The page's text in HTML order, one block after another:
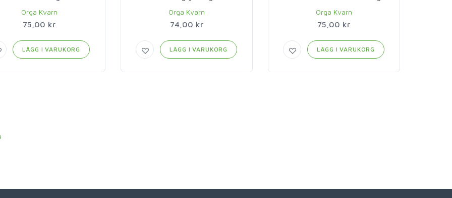
Orga Kvarn
75,00 kr
LÄGG I VARUKORG
Orga Kvarn
74,00 kr
LÄGG I VARUKORG
Orga Kvarn
75,00 kr
LÄGG I VARUKORG